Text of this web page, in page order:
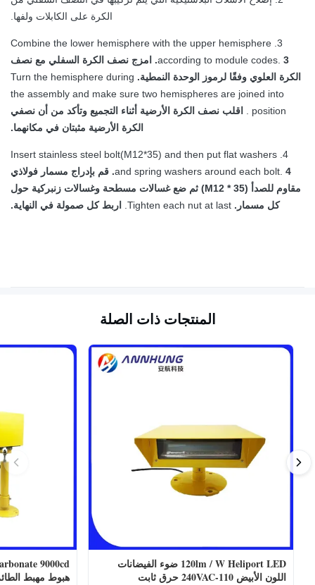
الكرة على الكابلات ولفها.
3. Combine the lower hemisphere with the upper hemisphere
according to module codes.3. امزج نصف الكرة السفلي مع نصف
الكرة العلوي وفقًا لرموز الوحدة النمطية. Turn the hemisphere during
the assembly and make sure two hemispheres are joined into
position .
اقلب نصف الكرة الأرضية أثناء التجميع وتأكد من أن نصفي
الكرة الأرضية مثبتان في مكانهما.
4. Insert stainless steel bolt(M12*35) and then put flat washers
and spring washers around each bolt.4. قم بإدراج مسمار فولاذي
مقاوم للصدأ (M12 * 35) ثم ضع غسالات مسطحة وغسالات زنبركية حول
كل مسمار. Tighten each nut at last. اربط كل صمولة في النهاية.
المنتجات ذات الصلة
120lm / W Heliport LED ضوء الفيضانات
اللون الأبيض 110-240VAC حرق ثابت
هبوط مهبط